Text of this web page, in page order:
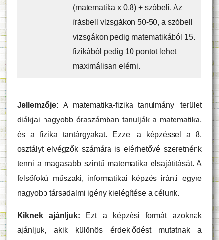
(matematika x 0,8) + szóbeli. Az
írásbeli vizsgákon 50-50, a szóbeli
vizsgákon pedig matematikából 15,
fizikából pedig 10 pontot lehet
maximálisan elérni.
Jellemzője: A matematika-fizika tanulmányi terület
diákjai nagyobb óraszámban tanulják a matematika,
és a fizika tantárgyakat. Ezzel a képzéssel a 8.
osztályt elvégzők számára is elérhetővé szeretnénk
tenni a magasabb szintű matematika elsajátítását. A
felsőfokú műszaki, informatikai képzés iránti egyre
nagyobb társadalmi igény kielégítése a célunk.
Kiknek ajánljuk: Ezt a képzési formát azoknak
ajánljuk, akik különös érdeklődést mutatnak a